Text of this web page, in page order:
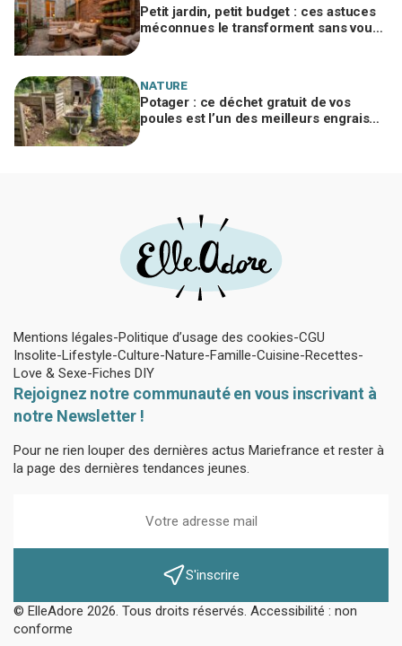
Petit jardin, petit budget : ces astuces
méconnues le transforment sans vous
NATURE
Potager : ce déchet gratuit de vos
poules est l’un des meilleurs engrais
Mentions légales Politique d’usage des cookies CGU
Insolite Lifestyle Culture Nature Famille Cuisine Recettes
Love & Sexe Fiches DIY
Rejoignez notre communauté en vous inscrivant à
notre Newsletter !
Pour ne rien louper des dernières actus Mariefrance et rester à
la page des dernières tendances jeunes.
S'inscrire
© ElleAdore 2026. Tous droits réservés. Accessibilité : non
conforme